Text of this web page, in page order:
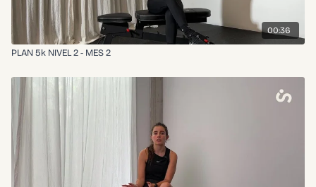
00:36
PLAN 5k NIVEL 2 - MES 2